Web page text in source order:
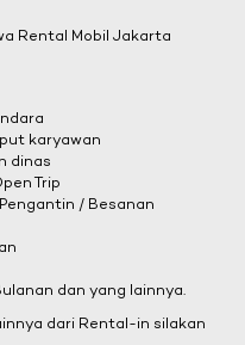
Rental Mobil Jakarta
karyawan
dinas
Trip
/ Besanan
dan yang lainnya.
dari Rental-in silakan